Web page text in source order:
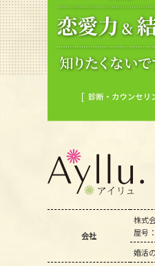
会社
株式
屋号
婚活